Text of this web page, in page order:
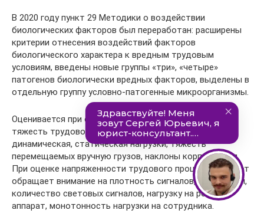
В 2020 году пункт 29 Методики о воздействии
биологических факторов был переработан: расширены
критерии отнесения воздействий факторов
биологического характера к вредным трудовым
условиям, введены новые группы «три», «четыре»
патогенов биологически вредных факторов, выделены в
отдельную группу условно-патогенные микроорганизмы.
Оценивается при отнесении к классу условий труда
тяжесть трудового процесса: учитываются
динамическая, статическая нагрузки, тяжесть
перемещаемых вручную грузов, наклоны корпуса и т.д.
При оценке напряженности трудового процесса эксперт
обращает внимание на плотность сигналов, сообщений,
количество световых сигналов, нагрузку на речевой
аппарат, монотонность нагрузки на сотрудника.